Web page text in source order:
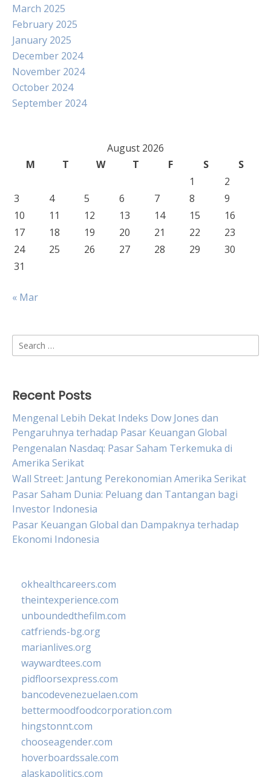
March 2025
February 2025
January 2025
December 2024
November 2024
October 2024
September 2024
August 2026
M
T W T F S
S
1
2
3
4 5 6 7 8
9
10
11 12 13 14 15
16
17
18 19 20 21 22
23
24
25 26 27 28 29
30
31
« Mar
Search
for:
Recent Posts
Mengenal Lebih Dekat Indeks Dow Jones dan
Pengaruhnya terhadap Pasar Keuangan Global
Pengenalan Nasdaq: Pasar Saham Terkemuka di
Amerika Serikat
Wall Street: Jantung Perekonomian Amerika Serikat
Pasar Saham Dunia: Peluang dan Tantangan bagi
Investor Indonesia
Pasar Keuangan Global dan Dampaknya terhadap
Ekonomi Indonesia
okhealthcareers.com
theintexperience.com
unboundedthefilm.com
catfriends-bg.org
marianlives.org
waywardtees.com
pidfloorsexpress.com
bancodevenezuelaen.com
bettermoodfoodcorporation.com
hingstonnt.com
chooseagender.com
hoverboardssale.com
alaskapolitics.com